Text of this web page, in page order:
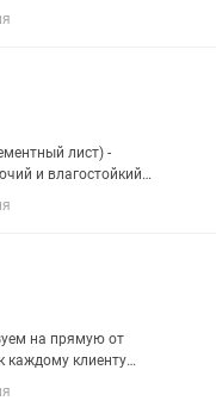
слой(и), а
нее. Тем самым Вы
это специальный...
лист) -
и влагостойкий
Фасад,
на прямую от
каждому клиенту
возможна
плату по все